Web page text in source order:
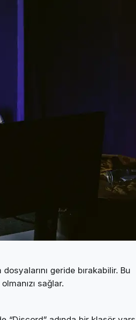
geride bırakabilir. Bu
sağlar.